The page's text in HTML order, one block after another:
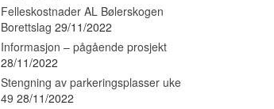
Felleskostnader AL Bølerskogen
Borettslag 29/11/2022
Informasjon – pågående prosjekt
28/11/2022
Stengning av parkeringsplasser uke
49 28/11/2022